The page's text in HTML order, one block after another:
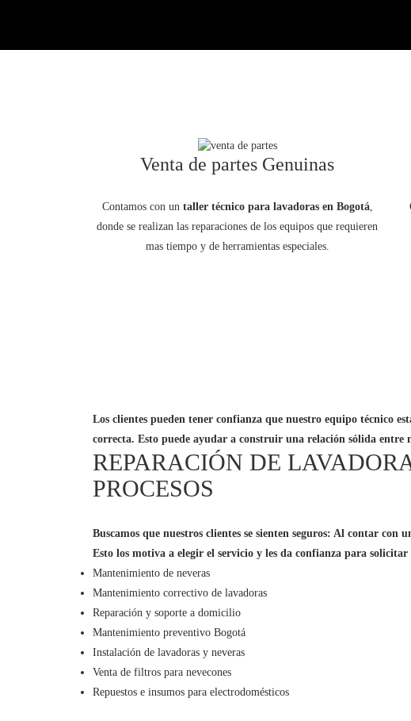
Venta de partes Genuinas
Contamos con un taller técnico para lavadoras en Bogotá,
donde se realizan las reparaciones de los equipos que requieren
mas tiempo y de herramientas especiales.
Los clientes pueden tener confianza que nuestro equipo técnico
correcta. Esto puede ayudar a construir una relación sólida
REPARACIÓN DE
PROCESOS
Buscamos que nuestros clientes se sienten seguros: Al contar con
Esto los motiva a elegir el servicio y les da confianza para
Mantenimiento de neveras
Mantenimiento correctivo de lavadoras
Reparación y soporte a domicilio
Mantenimiento preventivo Bogotá
Instalación de lavadoras y neveras
Venta de filtros para nevecones
Repuestos e insumos para electrodomésticos